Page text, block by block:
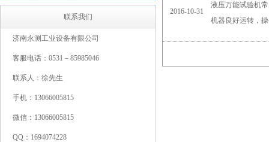
联系我们
济南永测工业设备有限公司
客服电话：0531－85985046
联系人：徐先生
手机：13066005815
微信：13066005815
QQ：1694074228
2016-10-31
液压万能试验机
机器良好运转，